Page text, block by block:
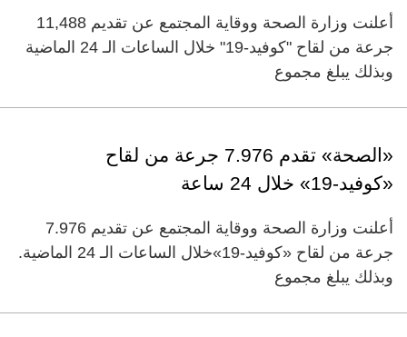
أعلنت وزارة الصحة ووقاية المجتمع عن تقديم 11,488
جرعة من لقاح "كوفيد-19" خلال الساعات الـ 24 الماضية
وبذلك يبلغ مجموع
«الصحة» تقدم 7.976 جرعة من لقاح
«كوفيد-19» خلال 24 ساعة
أعلنت وزارة الصحة ووقاية المجتمع عن تقديم 7.976
جرعة من لقاح «كوفيد-19»خلال الساعات الـ 24 الماضية.
وبذلك يبلغ مجموع